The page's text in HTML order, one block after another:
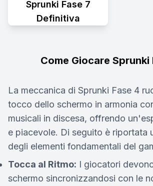
Sprunki Fase 7
Definitiva
Come Giocare Sprunki
La meccanica di Sprunki Fase 4
tocco dello schermo in armonia
musicali in discesa, offrendo
e piacevole. Di seguito è riportata
degli elementi fondamentali del
Tocca al Ritmo: I giocatori
schermo sincronizzandosi con le